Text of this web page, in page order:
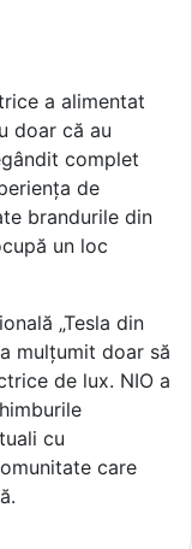
a alimentat
doar că au
complet
de
brandurile din
un loc
„Tesla din
mulțumit doar să
de lux. NIO a
cu
care